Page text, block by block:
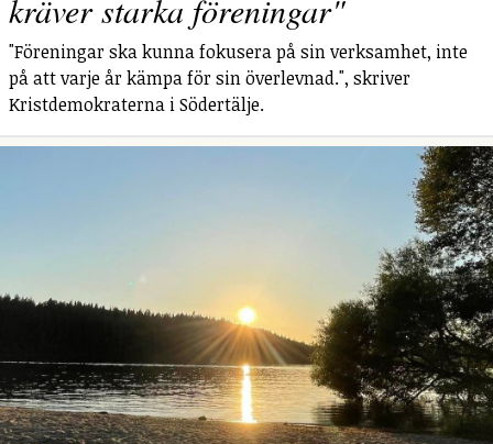
kräver starka föreningar"
"Föreningar ska kunna fokusera på sin verksamhet, inte
på att varje år kämpa för sin överlevnad.", skriver
Kristdemokraterna i Södertälje.